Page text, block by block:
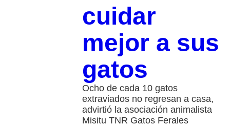
cuidar
mejor a sus
gatos
Ocho de cada 10 gatos
extraviados no regresan a casa,
advirtió la asociación animalista
Misitu TNR Gatos Ferales